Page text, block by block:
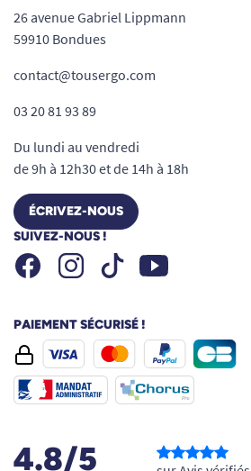
26 avenue Gabriel Lippmann
59910 Bondues
contact@tousergo.com
03 20 81 93 89
Du lundi au vendredi
de 9h à 12h30 et de 14h à 18h
ÉCRIVEZ-NOUS
SUIVEZ-NOUS !
FacebookInstagramTiktok Youtube
PAIEMENT SÉCURISÉ !
4.8/5